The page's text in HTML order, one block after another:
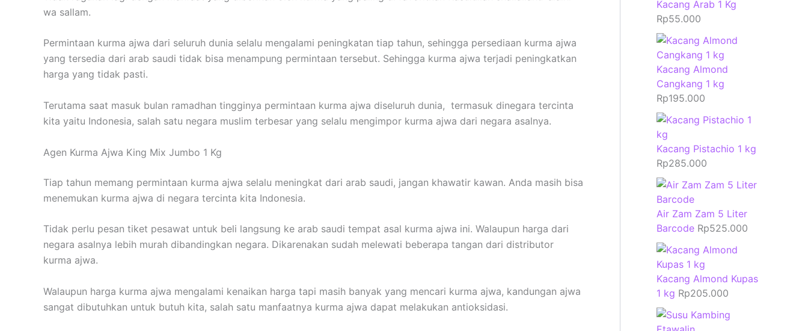
wa sallam.
Permintaan kurma ajwa dari seluruh dunia selalu mengalami peningkatan tiap tahun, sehingga persediaan kurma ajwa
yang tersedia dari arab saudi tidak bisa menampung permintaan tersebut. Sehingga kurma ajwa terjadi peningkatkan
harga yang tidak pasti.
Terutama saat masuk bulan ramadhan tingginya permintaan kurma ajwa diseluruh dunia, termasuk dinegara tercinta
kita yaitu Indonesia, salah satu negara muslim terbesar yang selalu mengimpor kurma ajwa dari negara asalnya.
Agen Kurma Ajwa King Mix Jumbo 1 Kg
Tiap tahun memang permintaan kurma ajwa selalu meningkat dari arab saudi, jangan khawatir kawan. Anda masih bisa
menemukan kurma ajwa di negara tercinta kita Indonesia.
Tidak perlu pesan tiket pesawat untuk beli langsung ke arab saudi tempat asal kurma ajwa ini. Walaupun harga dari
negara asalnya lebih murah dibandingkan negara. Dikarenakan sudah melewati beberapa tangan dari distributor
kurma ajwa.
Walaupun harga kurma ajwa mengalami kenaikan harga tapi masih banyak yang mencari kurma ajwa, kandungan ajwa
sangat dibutuhkan untuk butuh kita, salah satu manfaatnya kurma ajwa dapat melakukan antioksidasi.
Kacang Arab 1 Kg
Rp55.000
Kacang Almond
Cangkang 1 kg
Rp195.000
Kacang Pistachio 1 kg
Rp285.000
Air Zam Zam 5 Liter
Barcode Rp525.000
Kacang Almond Kupas
1 kg Rp205.000